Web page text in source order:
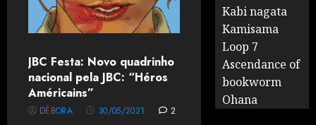
JBC Festa: Novo quadrinho
nacional pela JBC: “Héros
Américains”
DÉBORA 30/05/2021 2
Kabi nagata
Kamisama
Loop 7
Ascendance of
bookworm
Ohana